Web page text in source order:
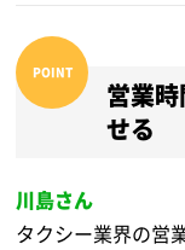
営業
せる
川島さん
タクシー業界の営